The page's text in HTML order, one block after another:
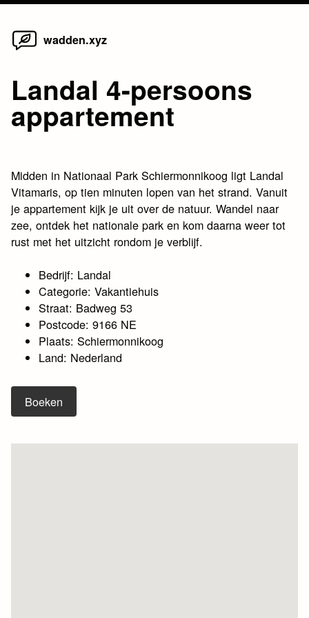
Skip
wadden.xyz
Landal 4-persoons
appartement
Midden in Nationaal Park Schiermonnikoog ligt Landal
Vitamaris, op tien minuten lopen van het strand. Vanuit
je appartement kijk je uit over de natuur. Wandel naar
zee, ontdek het nationale park en kom daarna weer tot
rust met het uitzicht rondom je verblijf.
Bedrijf: Landal
Categorie: Vakantiehuis
Straat: Badweg 53
Postcode: 9166 NE
Plaats: Schiermonnikoog
Land: Nederland
Boeken